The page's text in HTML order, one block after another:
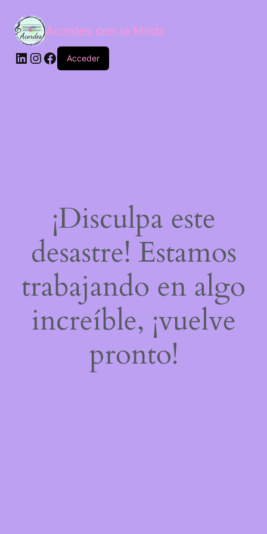
Acordes con la Moda
Acceder
¡Disculpa este
desastre! Estamos
trabajando en algo
increíble, ¡vuelve
pronto!